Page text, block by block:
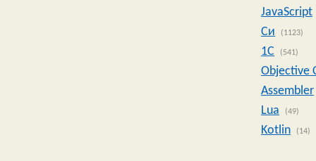
JavaScript
Си
(1123)
1C (541)
Objective
Assembler
Lua
(49)
Kotlin (14)